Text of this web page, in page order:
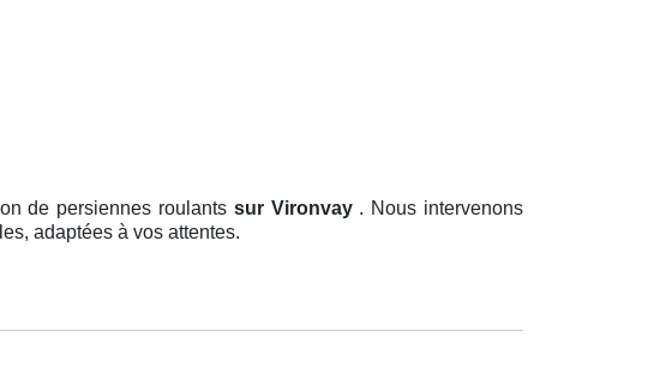
de persiennes roulants sur Vironvay. Nous intervenons
adaptées à vos attentes.